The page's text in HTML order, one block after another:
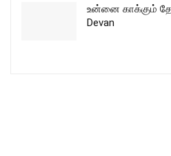
உன்னை காக்கும்
Devan